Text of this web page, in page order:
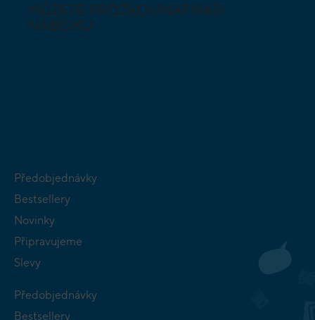
MŮŽETE PROZKOUMAT NAŠI
NABÍDKU
Předobjednávky
Bestsellery
Novinky
Připravujeme
Slevy
Předobjednávky
Bestsellery